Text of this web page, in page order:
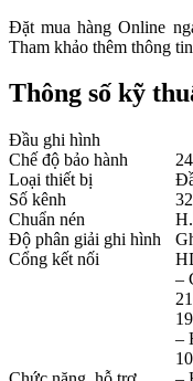
Đặt mua hàng Online
Tham khảo thêm thông
Thông số kỹ
Đầu ghi hình
Chế độ bảo hành
Loại thiết bị
Số kênh
Chuẩn nén
Độ phân giải ghi hình
Cổng kết nối
–
–